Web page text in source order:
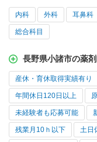
内科 外科 耳鼻科
総合科目
長野県小諸市の薬
産休・育休取得実績有り
年間休日120日以上
未経験者も応募可能
残業月10ｈ以下 土日